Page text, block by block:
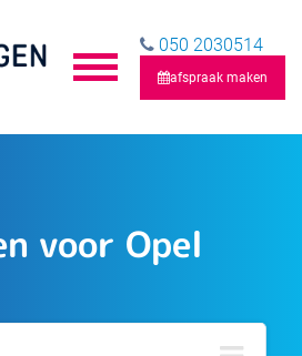
050 2030514
afspraak maken
voor Opel